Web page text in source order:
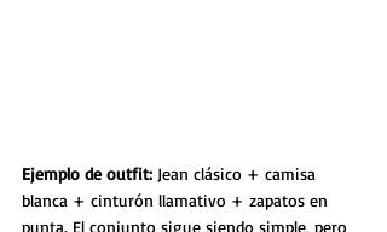
Ejemplo de outfit: Jean clásico + camisa
blanca + cinturón llamativo + zapatos en
punta. El conjunto sigue siendo simple, pero